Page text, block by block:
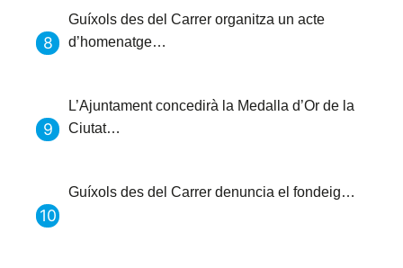
Guíxols des del Carrer organitza un acte
d’homenatge…
L’Ajuntament concedirà la Medalla d’Or de la
Ciutat…
Guíxols des del Carrer denuncia el fondeig…